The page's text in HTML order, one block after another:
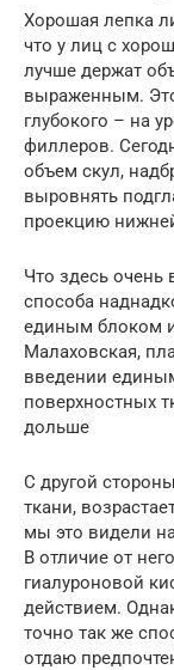
Хорошая лепка
что у лиц с
лучше держат
выраженным.
глубокого – на
филлеров.
объем скул,
выровнять
проекцию
Что здесь очень
способа
единым блоком
Малаховская,
введении
поверхностных
дольше
С другой
ткани,
мы это видели
В отличие от
гиалуроновой
действием.
точно так же
отдаю